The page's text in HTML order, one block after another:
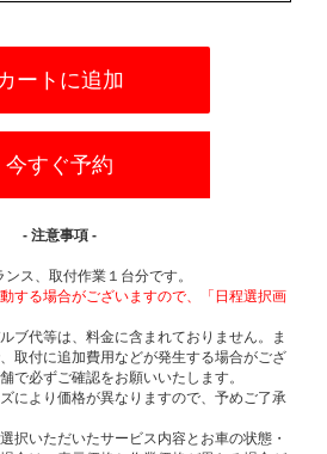
ートに追加
今すぐ予約
- 注意事項 -
ス、取付作業１台分です。
する場合がございますので、「日程選択画
ブ代等は、料金に含まれておりません。ま
取付に追加費用などが発生する場合がござ
で必ずご確認をお願いいたします。
により価格が異なりますので、予めご了承
択いただいたサービス内容とお車の状態・